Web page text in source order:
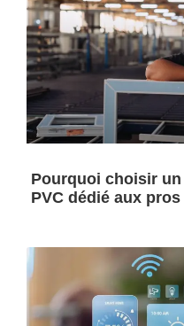
Pourquoi choisir
PVC dédié aux pros